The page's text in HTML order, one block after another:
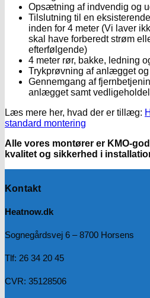
Opsætning af indvendig og
Tilslutning til en
inden for 4 meter (Vi laver
skal have forberedt strøm
efterfølgende)
4 meter rør, bakke, ledning
Trykprøvning af anlægget
Gennemgang af
anlægget samt
Læs mere her, hvad der er tillæg:
standard montering
Alle vores montører er KMO-
kvalitet og sikkerhed i
Kontakt
Heatnow.dk
Sognegårdsvej 6 – 8700 Horsens
Tlf: 26 34 20 45
CVR: 35128506